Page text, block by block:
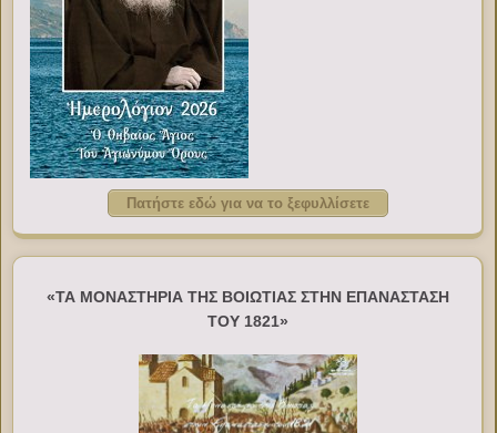
Πατήστε εδώ για να το ξεφυλλίσετε
«ΤΑ ΜΟΝΑΣΤΗΡΙΑ ΤΗΣ ΒΟΙΩΤΙΑΣ ΣΤΗΝ ΕΠΑΝΑΣΤΑΣΗ
ΤΟΥ 1821»